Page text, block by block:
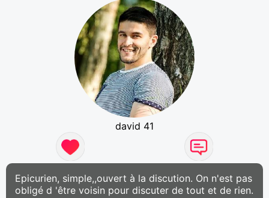
david 41
Epicurien, simple,,ouvert à la discution. On n'est pas
obligé d 'être voisin pour discuter de tout et de rien.